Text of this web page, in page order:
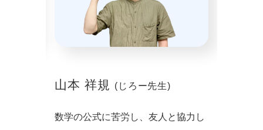
山本 祥規 (じろー先生)
数学の公式に苦労し、友人と協力し